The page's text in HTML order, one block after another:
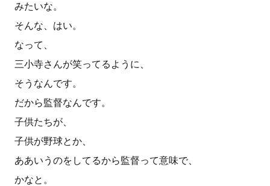
みたいな。
そんな、はい。
なって、
三小寺さんが笑ってるように、
そうなんです。
だから監督なんです。
子供たちが、
子供が野球とか、
ああいうのをしてるから監督って意味で、
かなと。